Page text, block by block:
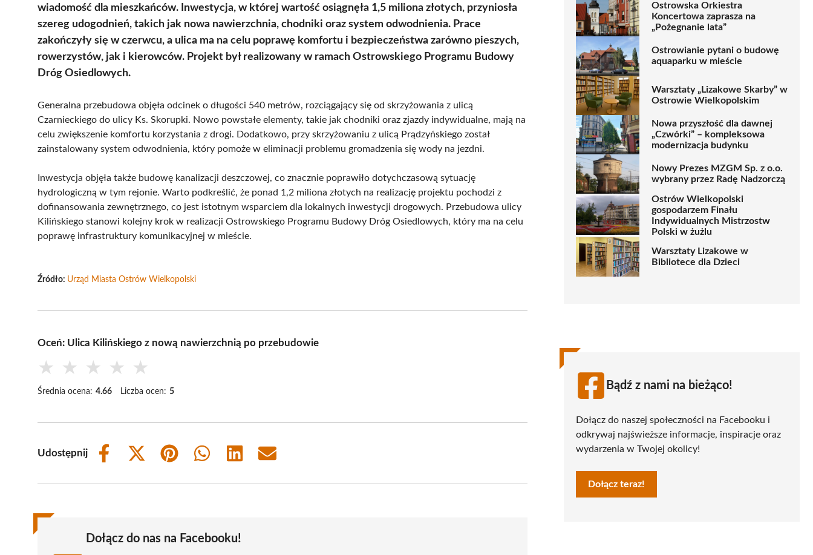
wiadomość dla mieszkańców. Inwestycja, w której wartość osiągnęła 1,5 miliona złotych, przyniosła
szereg udogodnień, takich jak nowa nawierzchnia, chodniki oraz system odwodnienia. Prace
zakończyły się w czerwcu, a ulica ma na celu poprawę komfortu i bezpieczeństwa zarówno pieszych,
rowerzystów, jak i kierowców. Projekt był realizowany w ramach Ostrowskiego Programu Budowy
Dróg Osiedlowych.
Generalna przebudowa objęła odcinek o długości 540 metrów, rozciągający się od skrzyżowania z ulicą
Czarnieckiego do ulicy Ks. Skorupki. Nowo powstałe elementy, takie jak chodniki oraz zjazdy indywidualne, mają na
celu zwiększenie komfortu korzystania z drogi. Dodatkowo, przy skrzyżowaniu z ulicą Prądzyńskiego został
zainstalowany system odwodnienia, który pomoże w eliminacji problemu gromadzenia się wody na jezdni.
Inwestycja objęła także budowę kanalizacji deszczowej, co znacznie poprawiło dotychczasową sytuację
hydrologiczną w tym rejonie. Warto podkreślić, że ponad 1,2 miliona złotych na realizację projektu pochodzi z
dofinansowania zewnętrznego, co jest istotnym wsparciem dla lokalnych inwestycji drogowych. Przebudowa ulicy
Kilińskiego stanowi kolejny krok w realizacji Ostrowskiego Programu Budowy Dróg Osiedlowych, który ma na celu
poprawę infrastruktury komunikacyjnej w mieście.
Źródło: Urząd Miasta Ostrów Wielkopolski
Oceń: Ulica Kilińskiego z nową nawierzchnią po przebudowie
★ ★ ★ ★ ★
Średnia ocena: 4.66 Liczba ocen: 5
Udostępnij
Share
Share
(Twitter)
Share
Share
Share
Share
Dołącz do nas na Facebooku!
Ostrowska Orkiestra
Koncertowa zaprasza na
„Pożegnanie lata”
Ostrowianie pytani o budowę
aquaparku w mieście
Warsztaty „Lizakowe Skarby” w
Ostrowie Wielkopolskim
Nowa przyszłość dla dawnej
„Czwórki” – kompleksowa
modernizacja budynku
Nowy Prezes MZGM Sp. z o.o.
wybrany przez Radę Nadzorczą
Ostrów Wielkopolski
gospodarzem Finału
Indywidualnych Mistrzostw
Polski w żużlu
Warsztaty Lizakowe w
Bibliotece dla Dzieci
Bądź z nami na bieżąco!
Dołącz do naszej społeczności na Facebooku i
odkrywaj najświeższe informacje, inspiracje oraz
wydarzenia w Twojej okolicy!
Dołącz teraz!